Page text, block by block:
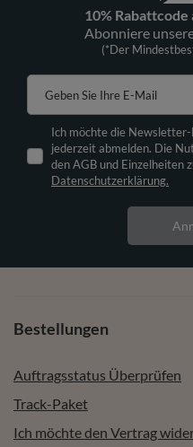
10%
Abonniere
(*Der
Geben Sie Ihre E-Mail
Ich möchte die
jederzeit abmelden. Die
den AGB und Einzelheiten
Datenschutzerklärung.
Bestellungen
Auftragsstatus Überprüfen
Track-Paket
Ich möchte den Vertrag